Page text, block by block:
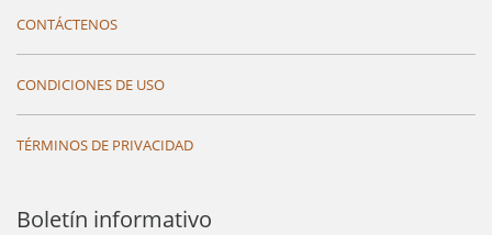
CONTÁCTENOS
CONDICIONES DE USO
TÉRMINOS DE PRIVACIDAD
Boletín informativo